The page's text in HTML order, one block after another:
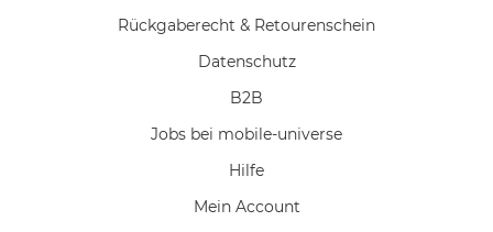
Rückgaberecht & Retourenschein
Datenschutz
B2B
Jobs bei mobile-universe
Hilfe
Mein Account